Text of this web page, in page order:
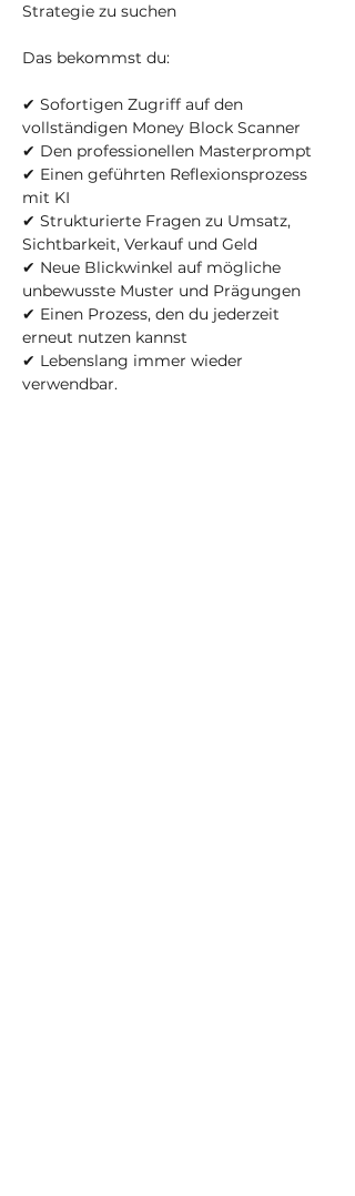
Strategie zu suchen
Das bekommst du:
✔ Sofortigen Zugriff auf den
vollständigen Money Block Scanner
✔ Den professionellen Masterprompt
✔ Einen geführten Reflexionsprozess
mit KI
✔ Strukturierte Fragen zu Umsatz,
Sichtbarkeit, Verkauf und Geld
✔ Neue Blickwinkel auf mögliche
unbewusste Muster und Prägungen
✔ Einen Prozess, den du jederzeit
erneut nutzen kannst
✔ Lebenslang immer wieder
verwendbar.